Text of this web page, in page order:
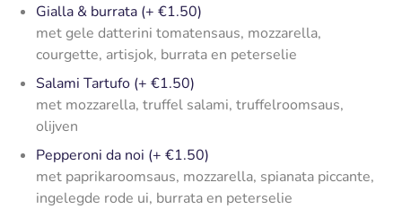
Gialla & burrata (+ €1.50)
met gele datterini tomatensaus, mozzarella,
courgette, artisjok, burrata en peterselie
Salami Tartufo (+ €1.50)
met mozzarella, truffel salami, truffelroomsaus,
olijven
Pepperoni da noi (+ €1.50)
met paprikaroomsaus, mozzarella, spianata piccante,
ingelegde rode ui, burrata en peterselie